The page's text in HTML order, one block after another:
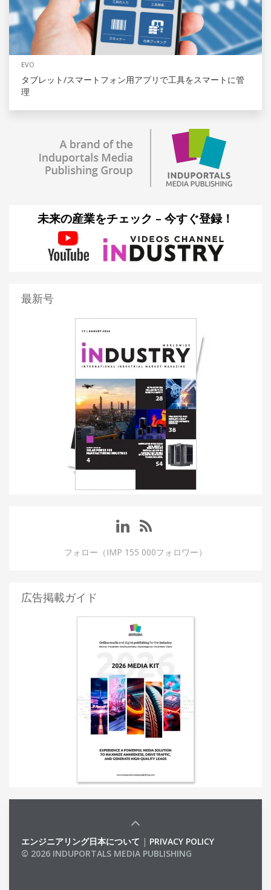
EVO
タブレット/スマートフォン用アプリで工具をスマートに管
理
未来の産業をチェック – 今すぐ登録！
最新号
フォロー（IMP 155 000フォロワー）
広告掲載ガイド
エンジニアリング日本について | PRIVACY POLICY
© 2026 INDUPORTALS MEDIA PUBLISHING